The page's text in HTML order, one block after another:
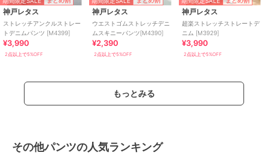
神戸レタス
ストレッチアンクルストレー
トデニムパンツ [M4399]
¥3,990
2点以上で5%OFF
神戸レタス
ウエストゴムストレッチデニ
ムスキニーパンツ[M4390]
¥2,390
2点以上で5%OFF
神戸レタス
超楽ストレッチストレートデ
ニム [M3929]
¥3,990
2点以上で5%OFF
もっとみる
その他パンツの人気ランキング